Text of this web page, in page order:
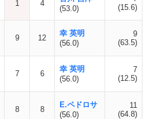
1 4
(53.0)
(15.6)
9 12
幸 英明
(56.0)
9
(63.5)
7 6
幸 英明
(56.0)
7
(12.5)
8 8
E.ペドロサ
(56.0)
11
(64.8)